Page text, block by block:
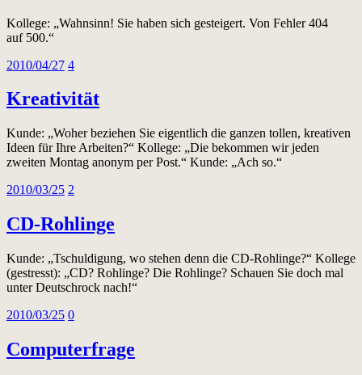
Kollege: „Wahnsinn! Sie haben sich gesteigert. Von Fehler 404
auf 500.“
2010/04/27 4
Kreativität
Kunde: „Woher beziehen Sie eigentlich die ganzen tollen, kreativen
Ideen für Ihre Arbeiten?“ Kollege: „Die bekommen wir jeden
zweiten Montag anonym per Post.“ Kunde: „Ach so.“
2010/03/25 2
CD-Rohlinge
Kunde: „Tschuldigung, wo stehen denn die CD-Rohlinge?“ Kollege
(gestresst): „CD? Rohlinge? Die Rohlinge? Schauen Sie doch mal
unter Deutschrock nach!“
2010/03/25 0
Computerfrage